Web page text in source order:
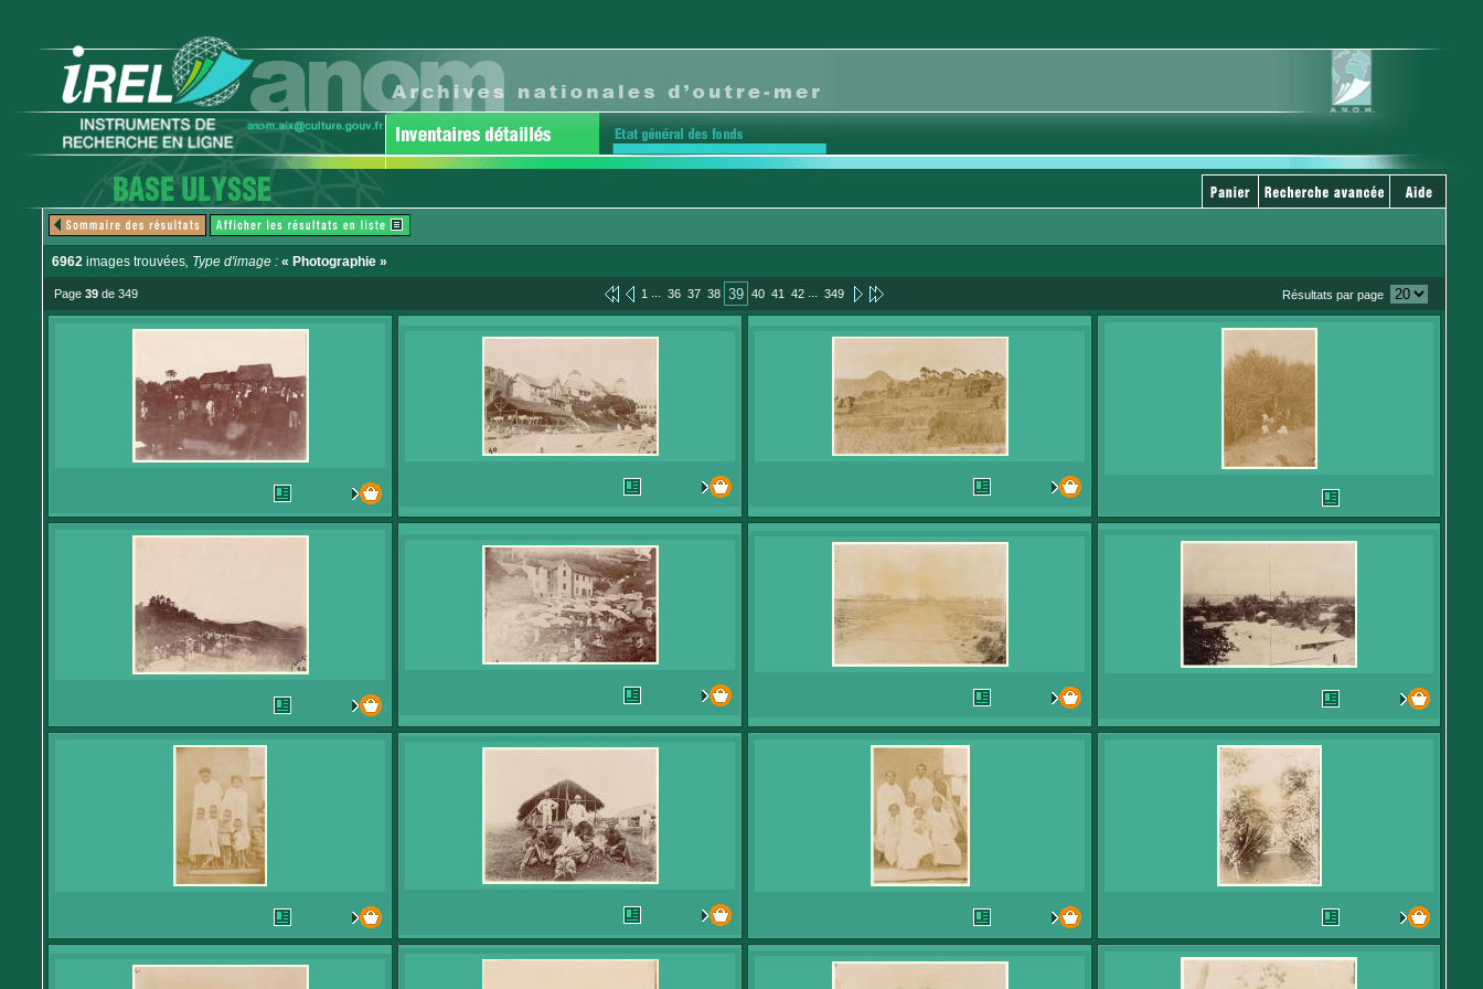
6962 images trouvées, Type d'image : « Photographie »
Page 39 de 349 1 ... 36 37 38 39 40 41 42 ... 349 Résultats par page